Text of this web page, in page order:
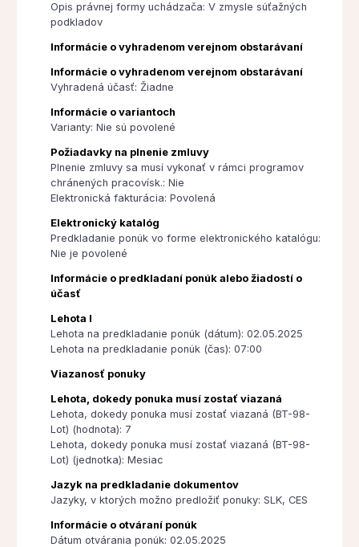
Opis právnej formy uchádzača: V zmysle súťažných
podkladov
Informácie o vyhradenom verejnom obstarávaní
Informácie o vyhradenom verejnom obstarávaní
Vyhradená účasť: Žiadne
Informácie o variantoch
Varianty: Nie sú povolené
Požiadavky na plnenie zmluvy
Plnenie zmluvy sa musí vykonať v rámci programov
chránených pracovísk.: Nie
Elektronická fakturácia: Povolená
Elektronický katalóg
Predkladanie ponúk vo forme elektronického katalógu:
Nie je povolené
Informácie o predkladaní ponúk alebo žiadostí o
účasť
Lehota I
Lehota na predkladanie ponúk (dátum): 02.05.2025
Lehota na predkladanie ponúk (čas): 07:00
Viazanosť ponuky
Lehota, dokedy ponuka musí zostať viazaná
Lehota, dokedy ponuka musí zostať viazaná (BT-98-
Lot) (hodnota): 7
Lehota, dokedy ponuka musí zostať viazaná (BT-98-
Lot) (jednotka): Mesiac
Jazyk na predkladanie dokumentov
Jazyky, v ktorých možno predložiť ponuky: SLK, CES
Informácie o otváraní ponúk
Dátum otvárania ponúk: 02.05.2025